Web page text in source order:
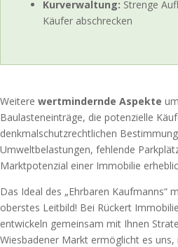
Kurverwaltung: Strenge
Käufer abschrecken
Weitere wertmindernde Aspekte
Baulasteneinträge, die potenzielle
denkmalschutzrechtlichen
Umweltbelastungen, fehlende
Marktpotenzial einer Immobilie
Das Ideal des „Ehrbaren
oberstes Leitbild! Bei Rückert
entwickeln gemeinsam mit Ihnen
Wiesbadener Markt ermöglicht es